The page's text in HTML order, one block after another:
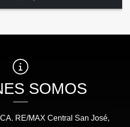
SOMOS
RE/MAX Central San José,